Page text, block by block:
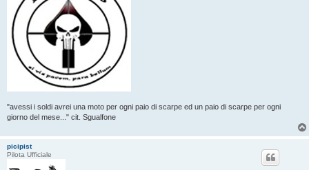
"avessi i soldi avrei una moto per ogni paio di scarpe ed un paio di scarpe per ogni
giorno del mese..." cit. Sgualfone
picipist
Pilota Ufficiale